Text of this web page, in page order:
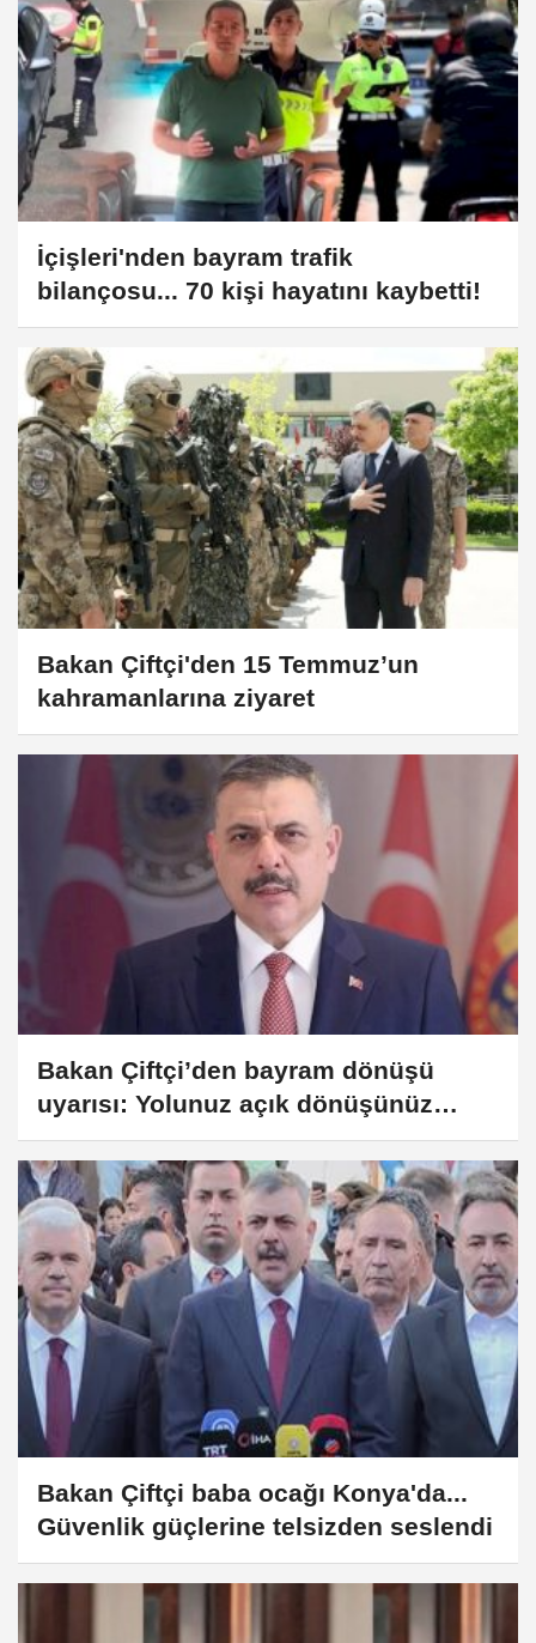
İçişleri'nden bayram trafik
bilançosu... 70 kişi hayatını kaybetti!
Bakan Çiftçi'den 15 Temmuz’un
kahramanlarına ziyaret
Bakan Çiftçi’den bayram dönüşü
uyarısı: Yolunuz açık dönüşünüz
huzurlu olsun
Bakan Çiftçi baba ocağı Konya'da...
Güvenlik güçlerine telsizden seslendi